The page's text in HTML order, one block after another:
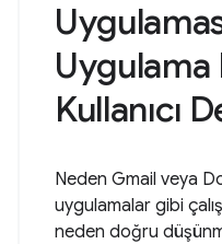
Uygulama
Kullanıcı
Neden Gmail veya
uygulamalar gibi
neden doğru